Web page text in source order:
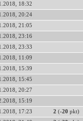
18:32
20:24
21:05
23:16
23:33
11:09
15:39
15:45
20:27
15:19
17:23 2 (-20 pkt)